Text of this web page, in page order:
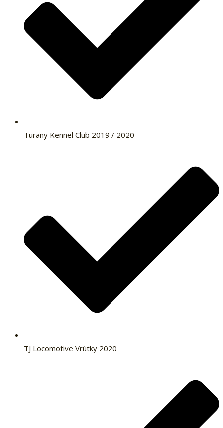
Turany Kennel Club 2019 / 2020
TJ Locomotive Vrútky 2020